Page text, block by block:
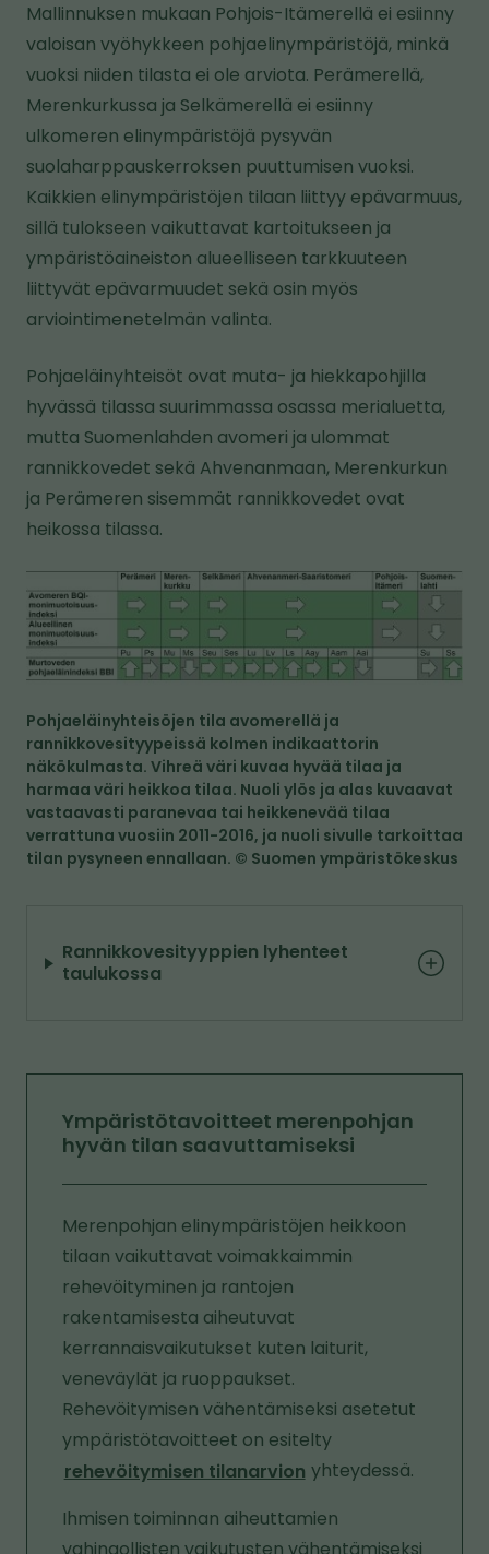
Mallinnuksen mukaan Pohjois-Itämerellä ei esiinny
valoisan vyöhykkeen pohjaelinympäristöjä, minkä
vuoksi niiden tilasta ei ole arviota. Perämerellä,
Merenkurkussa ja Selkämerellä ei esiinny
ulkomeren elinympäristöjä pysyvän
suolaharppauskerroksen puuttumisen vuoksi.
Kaikkien elinympäristöjen tilaan liittyy epävarmuus,
sillä tulokseen vaikuttavat kartoitukseen ja
ympäristöaineiston alueelliseen tarkkuuteen
liittyvät epävarmuudet sekä osin myös
arviointimenetelmän valinta.
Pohjaeläinyhteisöt ovat muta- ja hiekkapohjilla
hyvässä tilassa suurimmassa osassa merialuetta,
mutta Suomenlahden avomeri ja ulommat
rannikkovedet sekä Ahvenanmaan, Merenkurkun
ja Perämeren sisemmät rannikkovedet ovat
heikossa tilassa.
u
v
a
Pohjaeläinyhteisöjen tila avomerellä ja
rannikkovesityypeissä kolmen indikaattorin
näkökulmasta. Vihreä väri kuvaa hyvää tilaa ja
harmaa väri heikkoa tilaa. Nuoli ylös ja alas kuvaavat
vastaavasti paranevaa tai heikkenevää tilaa
verrattuna vuosiin 2011-2016, ja nuoli sivulle tarkoittaa
tilan pysyneen ennallaan. © Suomen ympäristökeskus
Rannikkovesityyppien lyhenteet
taulukossa
Ympäristötavoitteet merenpohjan
hyvän tilan saavuttamiseksi
Merenpohjan elinympäristöjen heikkoon
tilaan vaikuttavat voimakkaimmin
rehevöityminen ja rantojen
rakentamisesta aiheutuvat
kerrannaisvaikutukset kuten laiturit,
veneväylät ja ruoppaukset.
Rehevöitymisen vähentämiseksi asetetut
ympäristötavoitteet on esitelty
rehevöitymisen tilanarvion yhteydessä.
Ihmisen toiminnan aiheuttamien